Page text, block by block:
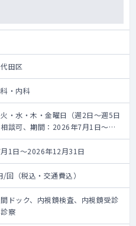
田区
・内科
・水・木・金曜日（週2日～週5日
談可、期間：2026年7月1日～
月31日） 8:30～13:00
1日～2026年12月31日
回（税込・交通費込）
ドック、内視鏡検査、内視鏡受診
察